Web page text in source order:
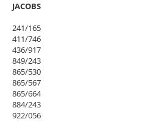
JACOBS
241/165
411/746
436/917
849/243
865/530
865/567
865/664
884/243
922/056